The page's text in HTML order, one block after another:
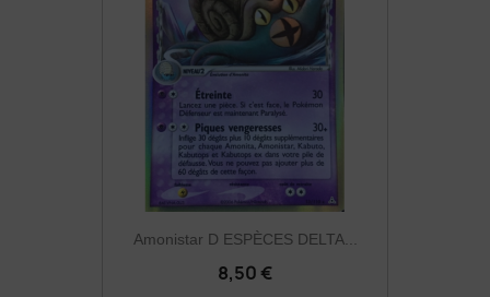
Amonistar D ESPÈCES DELTA...
8,50 €